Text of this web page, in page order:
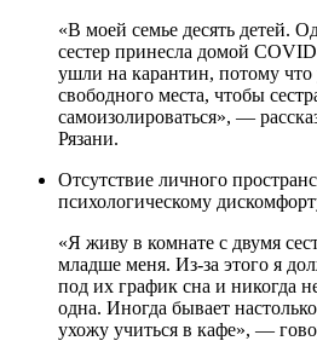
«В моей семье десять детей.
сестер принесла домой
ушли на карантин, потому что
свободного места, чтобы
самоизолироваться», —
Рязани.
Отсутствие личного
психологическому
«Я живу в комнате с двумя
младше меня. Из-за этого я
под их график сна и никогда
одна. Иногда бывает
ухожу учиться в кафе», —